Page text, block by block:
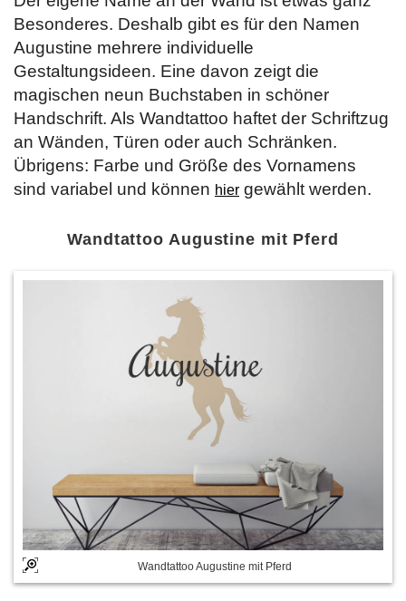
Besonderes. Deshalb gibt es für den Namen
Augustine mehrere individuelle
Gestaltungsideen. Eine davon zeigt die
magischen neun Buchstaben in schöner
Handschrift. Als Wandtattoo haftet der Schriftzug
an Wänden, Türen oder auch Schränken.
Übrigens: Farbe und Größe des Vornamens
sind variabel und können hier gewählt werden.
Wandtattoo Augustine mit Pferd
Wandtattoo Augustine mit Pferd